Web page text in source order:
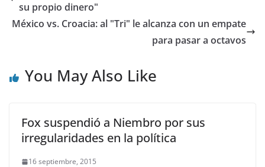
su propio dinero"
México vs. Croacia: al "Tri" le alcanza con un empate
para pasar a octavos
You May Also Like
Fox suspendió a Niembro por sus
irregularidades en la política
16 septiembre, 2015